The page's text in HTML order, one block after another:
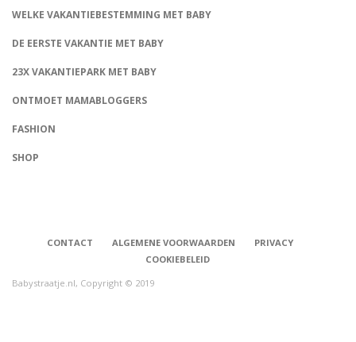
WELKE VAKANTIEBESTEMMING MET BABY
DE EERSTE VAKANTIE MET BABY
23X VAKANTIEPARK MET BABY
ONTMOET MAMABLOGGERS
FASHION
SHOP
CONTACT ALGEMENE VOORWAARDEN
PRIVACY
COOKIEBELEID
Babystraatje.nl, Copyright © 2019